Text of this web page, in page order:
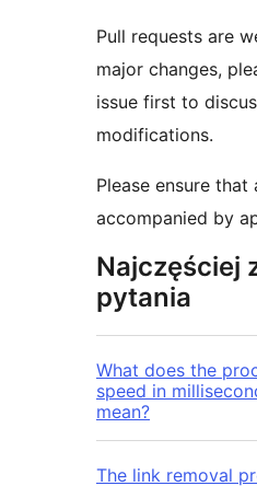
Pull requests are
major changes,
issue first to
modifications.
Please ensure that
accompanied by
Najczęściej
pytania
What does the
speed in
mean?
The link removal